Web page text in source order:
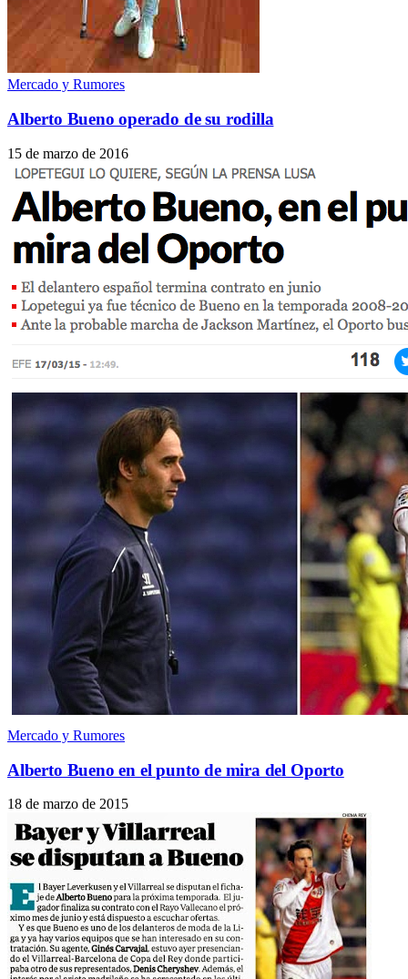
Mercado y Rumores
Alberto Bueno operado de su rodilla
15 de marzo de 2016
Mercado y Rumores
Alberto Bueno en el punto de mira del Oporto
18 de marzo de 2015